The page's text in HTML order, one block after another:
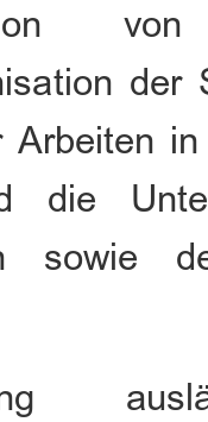
Arbeiten
die
sowie